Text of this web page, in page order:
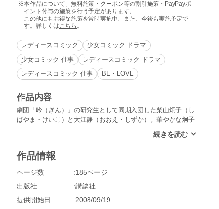
本作品について、無料施策・クーポン等の割引施策・PayPayポ
イント付与の施策を行う予定があります。
この他にもお得な施策を常時実施中、また、今後も実施予定で
す。詳しくはこちら 。
レディースコミック
少女コミック ドラマ
少女コミック 仕事
レディースコミック ドラマ
レディースコミック 仕事
BE・LOVE
作品内容
劇団「吟（ぎん）」の研究生として同期入団した柴山炯子（し
ばやま・けいこ）と大江静（おおえ・しずか）。華やかな炯子
を踏み台にしてのし上がっていく静の生き方に激しい反発を覚
ャンダルを利用して静を家庭に送り込んだ炯子。しかしライバ
女の夫と寝る……。２人の女優の火花を散らすような壮絶な生
き方が感動を呼ぶ！
作品情報
ページ数
185ページ
出版社
講談社
提供開始日
2008/09/19